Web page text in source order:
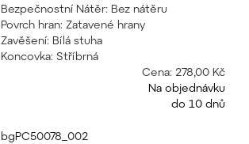
Bezpečnostní Nátěr: Bez nátěru
Povrch hran: Zatavené hrany
Zavěšení: Bílá stuha
Koncovka: Stříbrná
Cena: 278,00 Kč
Na objednávku
do 10 dnů
bgPC50078_002